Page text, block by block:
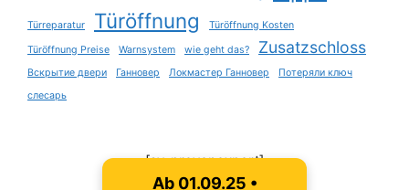
Türreparatur Türöffnung Türöffnung Kosten
Türöffnung Preise Warnsystem wie geht das? Zusatzschloss
Вскрытие двери Ганновер Локмастер Ганновер
Потеряли ключ
слесарь
[sv_provenexpert]
Ab 01.09.25 •